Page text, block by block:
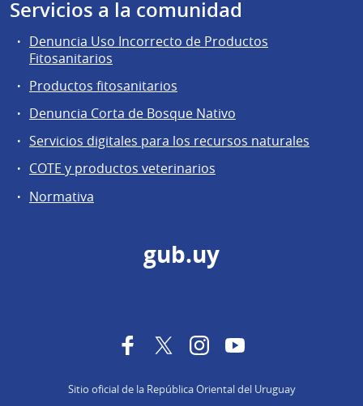
Servicios a la comunidad
Denuncia Uso Incorrecto de Productos
Fitosanitarios
Productos fitosanitarios
Denuncia Corta de Bosque Nativo
Servicios digitales para los recursos naturales
COTE y productos veterinarios
Normativa
gub.uy
FacebookTwitterInstagramYouTube
Sitio oficial de la República Oriental del Uruguay